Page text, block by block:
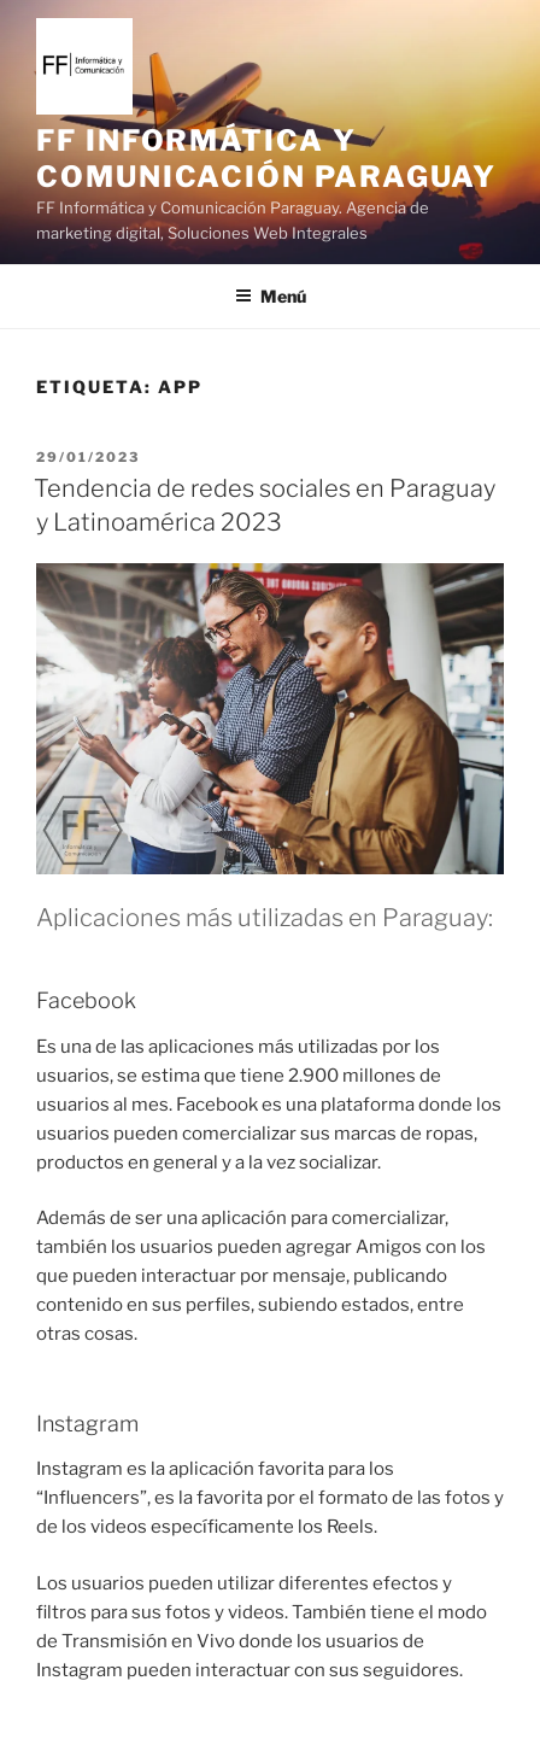
l
FF INFORMÁTICA Y
COMUNICACIÓN PARAGUAY
FF Informática y Comunicación Paraguay. Agencia de
marketing digital, Soluciones Web Integrales
Menú
ETIQUETA: APP
P
U
B
L
C
A
D
E
L
29/01/2023
Tendencia de redes sociales en Paraguay
y Latinoamérica 2023
Aplicaciones más utilizadas en Paraguay:
Facebook
Es una de las aplicaciones más utilizadas por los
usuarios, se estima que tiene 2.900 millones de
usuarios al mes. Facebook es una plataforma donde los
usuarios pueden comercializar sus marcas de ropas,
productos en general y a la vez socializar.
Además de ser una aplicación para comercializar,
también los usuarios pueden agregar Amigos con los
que pueden interactuar por mensaje, publicando
contenido en sus perfiles, subiendo estados, entre
otras cosas.
Instagram
Instagram es la aplicación favorita para los
“Influencers”, es la favorita por el formato de las fotos y
de los videos específicamente los Reels.
Los usuarios pueden utilizar diferentes efectos y
filtros para sus fotos y videos. También tiene el modo
de Transmisión en Vivo donde los usuarios de
Instagram pueden interactuar con sus seguidores.